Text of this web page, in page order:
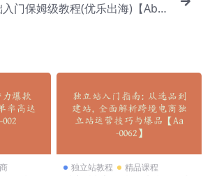
门保姆级教程(优乐出海)【Ab-0
独立站教程 精品课程